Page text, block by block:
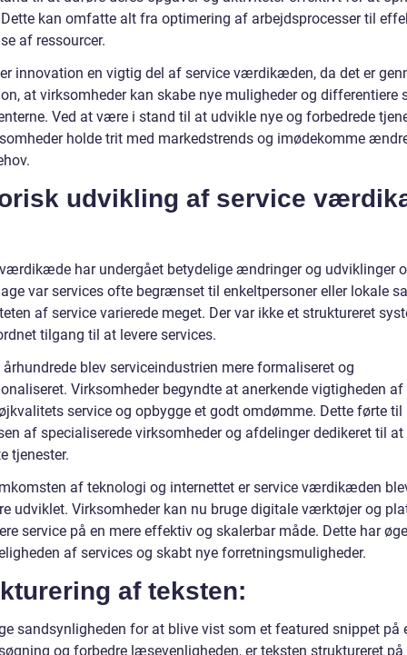
kan omfatte alt fra optimering af arbejdsprocesser til
af ressourcer.
innovation en vigtig del af service værdikæden, da det er
at virksomheder kan skabe nye muligheder og differentiere
Ved at være i stand til at udvikle nye og forbedrede
holde trit med markedstrends og imødekomme
udvikling af service
har undergået betydelige ændringer og udviklinger
var services ofte begrænset til enkeltpersoner eller lokale
af service varierede meget. Der var ikke et struktureret
tilgang til at levere services.
århundrede blev serviceindustrien mere formaliseret og
Virksomheder begyndte at anerkende vigtigheden af
service og opbygge et godt omdømme. Dette førte til
af specialiserede virksomheder og afdelinger dedikeret til at
tjenester.
af teknologi og internettet er service værdikæden
udviklet. Virksomheder kan nu bruge digitale værktøjer og
service på en mere effektiv og skalerbar måde. Dette har
af services og skabt nye forretningsmuligheder.
af teksten:
sandsynligheden for at blive vist som et featured snippet på
og forbedre læsevenligheden, er teksten struktureret på